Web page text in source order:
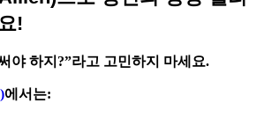
!
야 하지?”라고 고민하지 마세요.
에서는: